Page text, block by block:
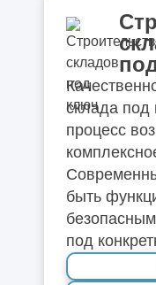
склада под
процесс
быть
под